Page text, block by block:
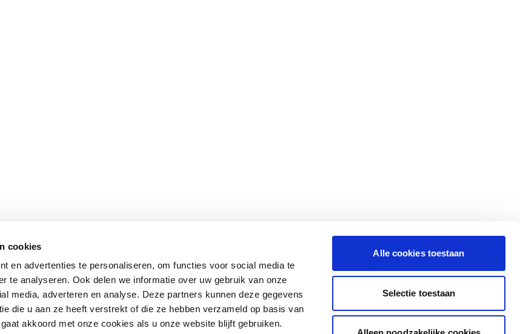
cookies
en advertenties te personaliseren, om functies voor social media te
te analyseren. Ook delen we informatie over uw gebruik van onze
media, adverteren en analyse. Deze partners kunnen deze gegevens
die u aan ze heeft verstrekt of die ze hebben verzameld op basis van
akkoord met onze cookies als u onze website blijft gebruiken.
Alle cookies toestaan
Selectie toestaan